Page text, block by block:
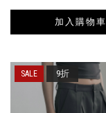
加入購物車
9折